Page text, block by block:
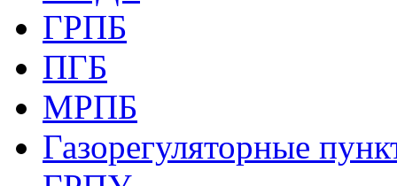
ГРПБ
ПГБ
МРПБ
Газорегуляторные